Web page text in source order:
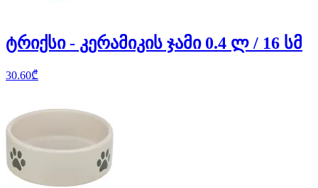
ტრიქსი - კერამიკის ჯამი 0.4 ლ / 16 სმ
30.60₾